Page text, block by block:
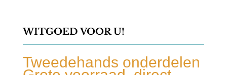
WITGOED VOOR U!
Tweedehands onderdelen